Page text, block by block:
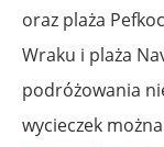
oraz plaża
Wraku i plaża
podróżowania
wycieczek